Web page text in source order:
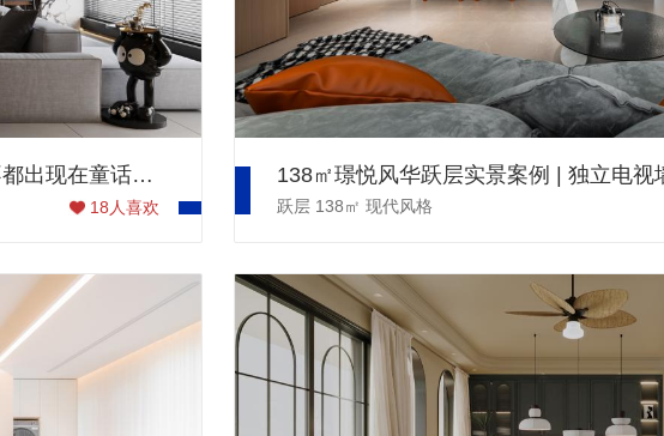
143㎡华润九悦现代跃层案例 | 这样的亲子空间不都出现在童话里吗？
18人喜欢
138㎡璟悦风华跃层实景案例 | 独立电视
跃层 138㎡ 现代风格